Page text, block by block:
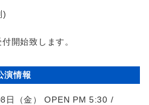
)
開始致します。
演情報
日（金） OPEN PM 5:30 /